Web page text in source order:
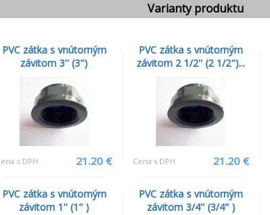
Varianty produktu
PVC zátka s vnútorným
závitom 3'' (3")
s DPH 21.20 €
PVC zátka s vnútorným
závitom 2 1/2'' (2 1/2")...
Cena s DPH 21.20 €
PVC zátka s vnútorným
závitom 1'' (1" )
PVC zátka s vnútorným
závitom 3/4'' (3/4" )